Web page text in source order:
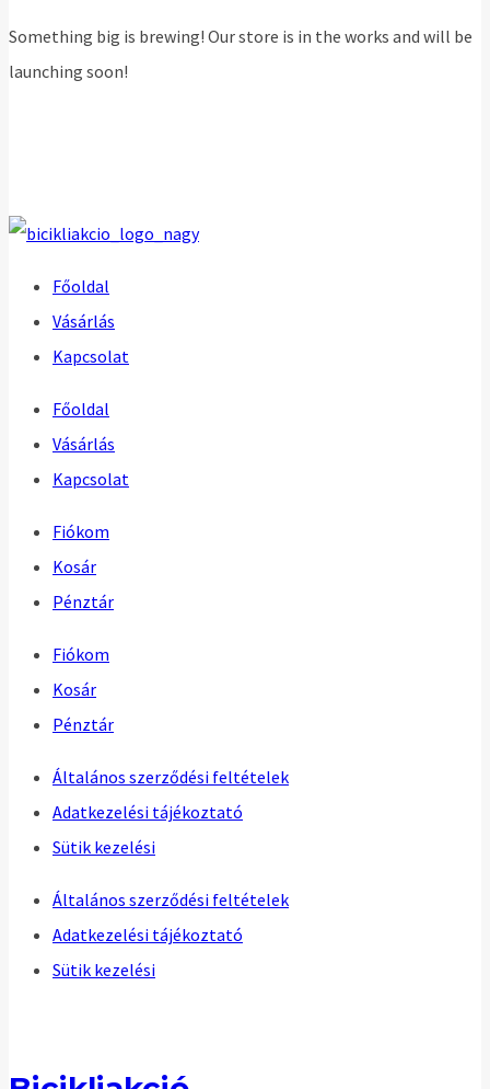
Something big is brewing! Our store is in the works and will be
launching soon!
Főoldal
Vásárlás
Kapcsolat
Főoldal
Vásárlás
Kapcsolat
Fiókom
Kosár
Pénztár
Fiókom
Kosár
Pénztár
Általános szerződési feltételek
Adatkezelési tájékoztató
Sütik kezelési
Általános szerződési feltételek
Adatkezelési tájékoztató
Sütik kezelési